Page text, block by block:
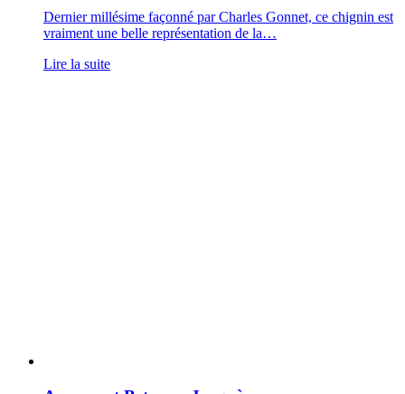
Dernier millésime façonné par Charles Gonnet, ce chignin est
vraiment une belle représentation de la…
Lire la suite